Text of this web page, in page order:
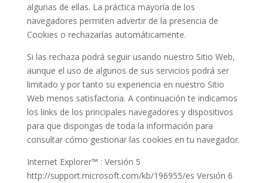
algunas de ellas. La práctica mayoría de los
navegadores permiten advertir de la presencia de
Cookies o rechazarlas automáticamente.
Si las rechaza podrá seguir usando nuestro Sitio Web,
aunque el uso de algunos de sus servicios podrá ser
limitado y por tanto su experiencia en nuestro Sitio
Web menos satisfactoria. A continuación te indicamos
los links de los principales navegadores y dispositivos
para que dispongas de toda la información para
consultar cómo gestionar las cookies en tu navegador.
Internet Explorer™ : Versión 5
http://support.microsoft.com/kb/196955/es Versión 6